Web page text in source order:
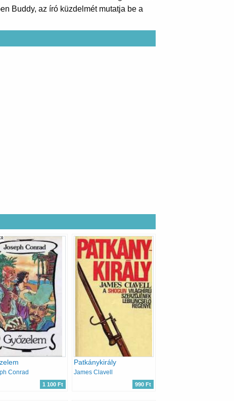
Buddy, az író küzdelmét mutatja be a
Conrad
1 100 Ft
Patkánykirály
James Clavell
990 Ft